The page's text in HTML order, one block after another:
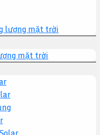
lượng mặt trời
mặt trời